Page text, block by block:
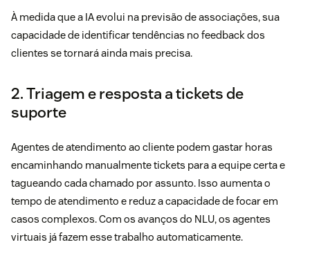
À medida que a IA evolui na previsão de associações, sua
capacidade de identificar tendências no feedback dos
clientes se tornará ainda mais precisa.
2. Triagem e resposta a tickets de
suporte
Agentes de atendimento ao cliente podem gastar horas
encaminhando manualmente tickets para a equipe certa e
tagueando cada chamado por assunto. Isso aumenta o
tempo de atendimento e reduz a capacidade de focar em
casos complexos. Com os avanços do NLU, os agentes
virtuais já fazem esse trabalho automaticamente.